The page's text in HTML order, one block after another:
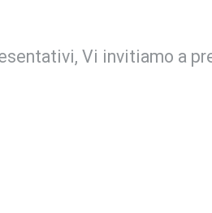
Vi invitiamo a